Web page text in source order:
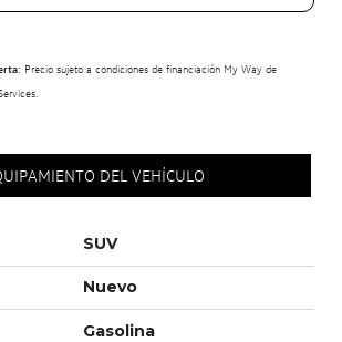
: Precio sujeto a condiciones de financiación My Way de
DEL VEHÍCULO
SUV
Nuevo
Gasolina